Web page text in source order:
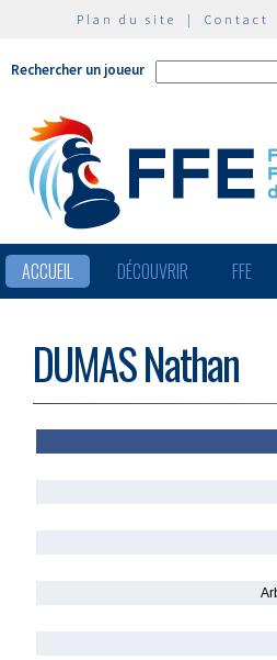
Plan du site | Contact
Rechercher un joueur
ACCUEIL DÉCOUVRIR FFE
DUMAS Nathan